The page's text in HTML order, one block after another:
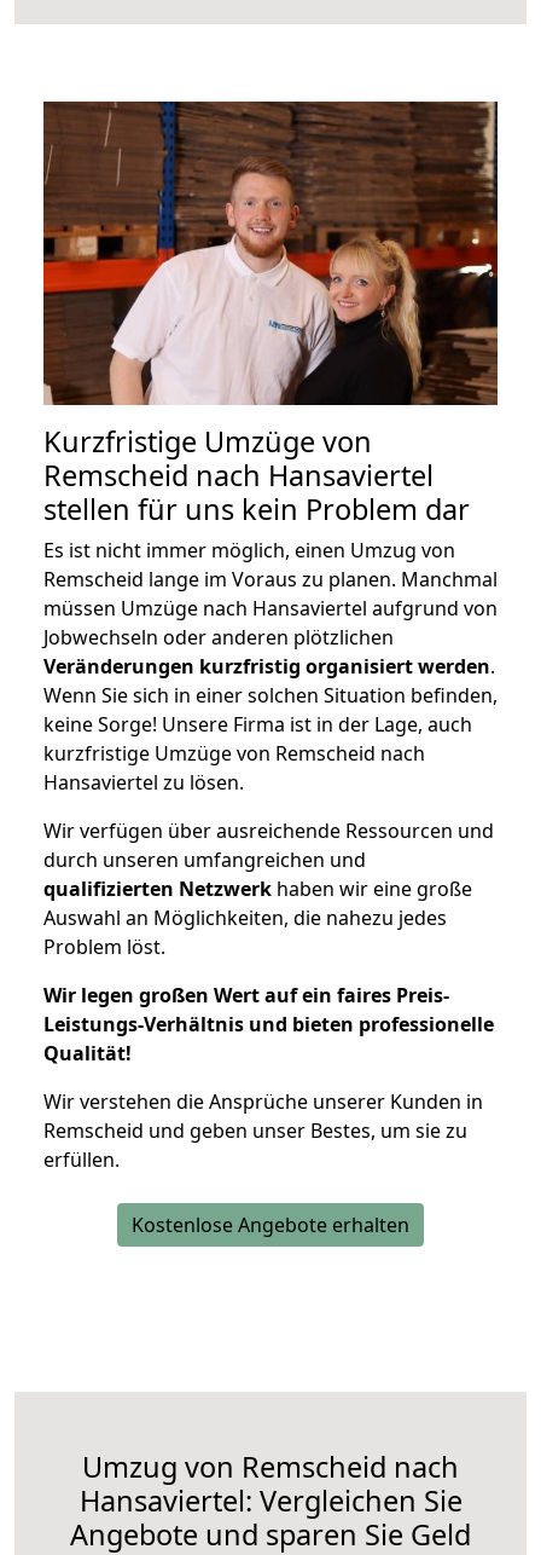
Kurzfristige Umzüge von
Remscheid nach Hansaviertel
stellen für uns kein Problem dar
Es ist nicht immer möglich, einen Umzug von
Remscheid lange im Voraus zu planen. Manchmal
müssen Umzüge nach Hansaviertel aufgrund von
Jobwechseln oder anderen plötzlichen
Veränderungen kurzfristig organisiert werden.
Wenn Sie sich in einer solchen Situation befinden,
keine Sorge! Unsere Firma ist in der Lage, auch
kurzfristige Umzüge von Remscheid nach
Hansaviertel zu lösen.
Wir verfügen über ausreichende Ressourcen und
durch unseren umfangreichen und
qualifizierten Netzwerk haben wir eine große
Auswahl an Möglichkeiten, die nahezu jedes
Problem löst.
Wir legen großen Wert auf ein faires Preis-
Leistungs-Verhältnis und bieten professionelle
Qualität!
Wir verstehen die Ansprüche unserer Kunden in
Remscheid und geben unser Bestes, um sie zu
erfüllen.
Kostenlose Angebote erhalten
Umzug von Remscheid nach
Hansaviertel: Vergleichen Sie
Angebote und sparen Sie Geld